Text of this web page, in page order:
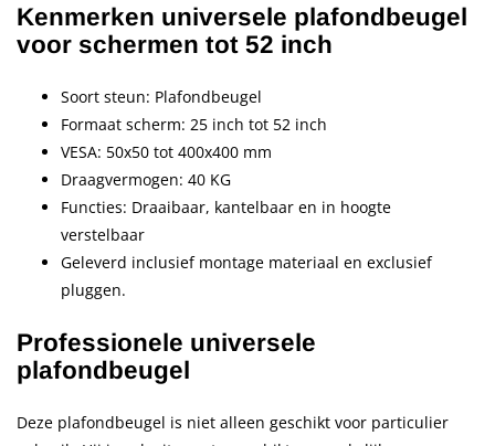
Kenmerken universele plafondbeugel
voor schermen tot 52 inch
Soort steun: Plafondbeugel
Formaat scherm: 25 inch tot 52 inch
VESA: 50x50 tot 400x400 mm
Draagvermogen: 40 KG
Functies: Draaibaar, kantelbaar en in hoogte
verstelbaar
Geleverd inclusief montage materiaal en exclusief
pluggen.
Professionele universele
plafondbeugel
Deze plafondbeugel is niet alleen geschikt voor particulier